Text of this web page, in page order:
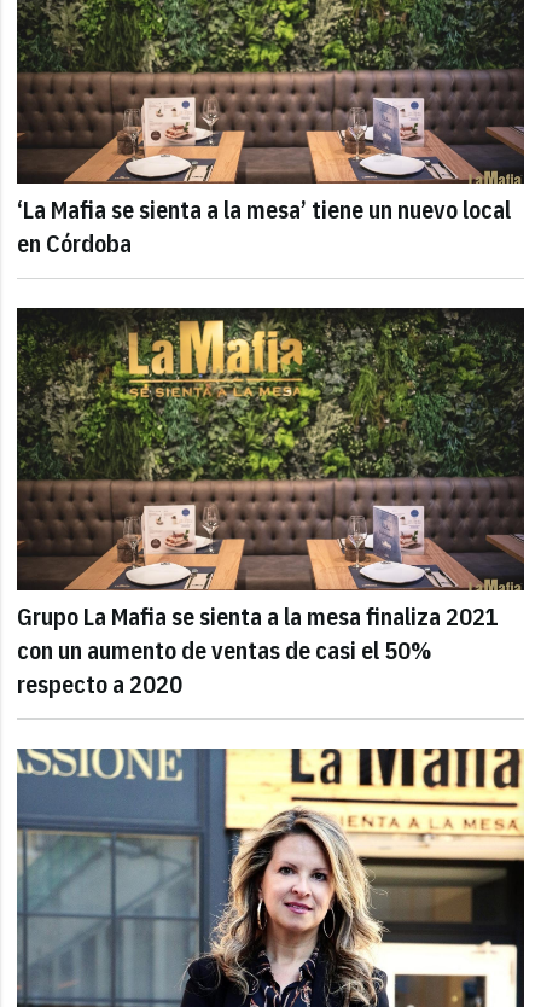
‘La Mafia se sienta a la mesa’ tiene un nuevo local
en Córdoba
Grupo La Mafia se sienta a la mesa finaliza 2021
con un aumento de ventas de casi el 50%
respecto a 2020